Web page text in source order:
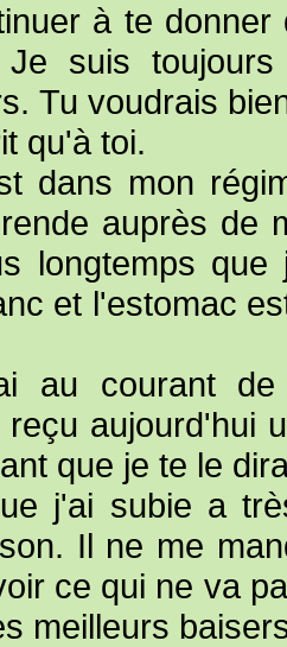
à te
Je suis
Tu voudrais
qu'à toi.
dans mon
auprès de
longtemps
et l'estomac
au courant
aujourd'hui
que je te le
j'ai subie a
Il ne me
ce qui ne va
meilleurs